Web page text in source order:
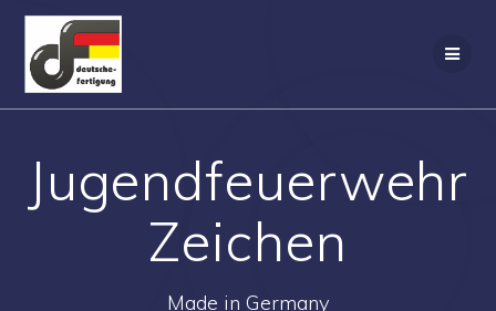
Jugendfeuerwehr
Zeichen
Made in Germany